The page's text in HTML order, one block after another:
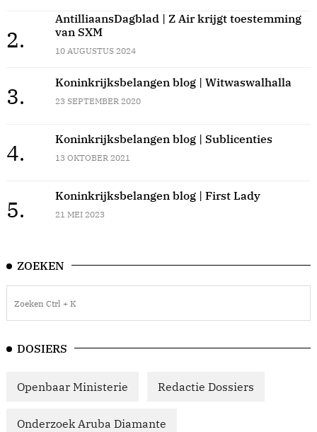
2.
AntilliaansDagblad | Z Air krijgt toestemming
van SXM
10 AUGUSTUS 2024
3.
Koninkrijksbelangen blog | Witwaswalhalla
23 SEPTEMBER 2020
4.
Koninkrijksbelangen blog | Sublicenties
13 OKTOBER 2021
5.
Koninkrijksbelangen blog | First Lady
21 MEI 2023
ZOEKEN
DOSIERS
Openbaar Ministerie Redactie Dossiers
Onderzoek Aruba Diamante